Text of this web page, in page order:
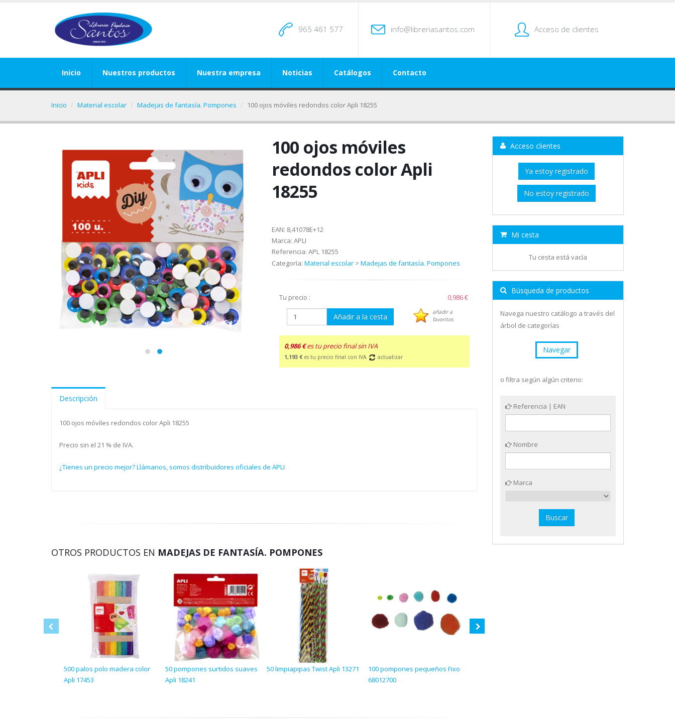
965 461 577 info@libreriasantos.com Acceso de clientes
Inicio Nuestros productos Nuestra empresa Noticias Catálogos Contacto
Inicio Material escolar Madejas de fantasía. Pompones 100 ojos móviles redondos color Apli 18255
100 ojos móviles
redondos color Apli
18255
EAN: 8,41078E+12
Marca: APLI
Referencia: APL 18255
Categoría: Material escolar> Madejas de fantasía. Pompones
Tu precio : 0,986 €
Añadir a la cesta
añadir a
favoritos
0,986 €es tu precio final sin IVA
1,193 € es tu precio final con IVA actualizar
Descripción
100 ojos móviles redondos color Apli 18255
Precio sin el 21 % de IVA.
¿Tienes un precio mejor? Llámanos, somos distribuidores oficiales de APLI
OTROS PRODUCTOS EN MADEJAS DE FANTASÍA. POMPONES
500 palos polo madera color
Apli 17453
50 pompones surtidos suaves
Apli 18241
50 limpiapipas Twist Apli 13271
100 pompones pequeños Fixo
68012700
Acceso clientes
Ya estoy registrado
No estoy registrado
Mi cesta
Tu cesta está vacía
Búsqueda de productos
Navega nuestro catálogo a través del
árbol de categorías
Navegar
o filtra según algún criterio:
Referencia | EAN
Nombre
Marca